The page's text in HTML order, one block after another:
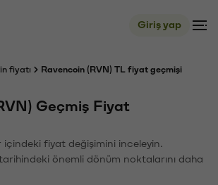
Giriş yap
fiyatı Ravencoin (RVN) TL fiyat geçmişi
Geçmiş Fiyat
içindeki fiyat değişimini inceleyin.
önemli dönüm noktalarını daha